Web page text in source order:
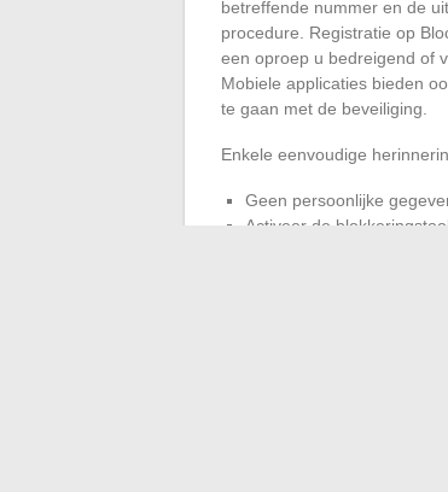
betreffende nummer en de
procedure. Registratie op
een oproep u bedreigend of
Mobiele applicaties bieden
te gaan met de beveiliging.
Enkele eenvoudige
Geen persoonlijke
Activeer de